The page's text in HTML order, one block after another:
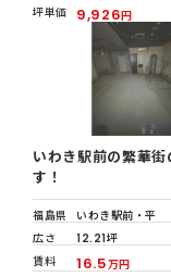
坪単価
9,926円
いわき駅前の繁華街
す！
福島県
いわき駅前・平
広さ
12.21坪
賃料
16.5万円